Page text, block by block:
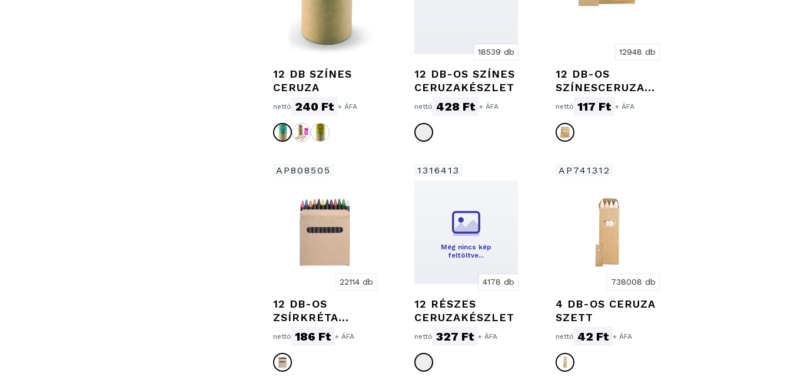
12 DB SZÍNES
CERUZA
nettó 240 Ft + ÁFA
18539 db
12 DB-OS SZÍNES
CERUZAKÉSZLET
nettó 428 Ft + ÁFA
12948 db
12 DB-OS
SZÍNESCERUZA
KÉSZLET
nettó 117 Ft + ÁFA
AP808505
22114 db
12 DB-OS
ZSÍRKRÉTA
KÉSZLET
nettó 186 Ft + ÁFA
1316413
Még nincs kép
feltöltve…
4178 db
12 RÉSZES
CERUZAKÉSZLET
nettó 327 Ft + ÁFA
AP741312
738008 db
4 DB-OS CERUZA
SZETT
nettó 42 Ft + ÁFA